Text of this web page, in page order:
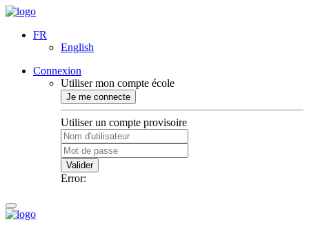
FR
English
Connexion
Utiliser mon compte école
Je me connecte
Utiliser un compte provisoire
Valider
Error: